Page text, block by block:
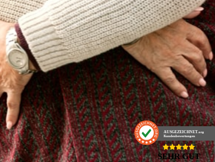
AUSGEZEICHNET .org
Kundenbewertungen
SEHR GUT